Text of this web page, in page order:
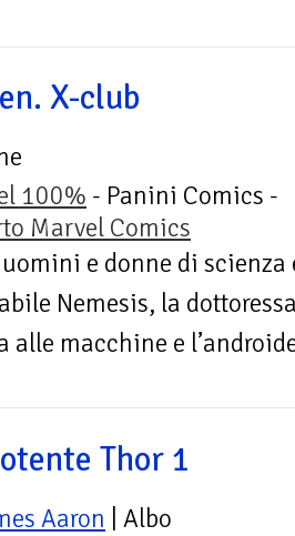
X-club
100% - Panini Comics -
Marvel Comics
e donne di
Nemesis, la
alle macchine e
Thor 1
Aaron | Albo